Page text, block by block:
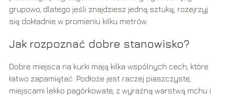
grupowo, dlatego jeśli znajdziesz jedną sztukę, rozejrzyj
się dokładnie w promieniu kilku metrów.
Jak rozpoznać dobre stanowisko?
Dobre miejsca na kurki mają kilka wspólnych cech, które
łatwo zapamiętać. Podłoże jest raczej piaszczyste,
miejscami lekko pagórkowate, z wyraźną warstwą mchu i